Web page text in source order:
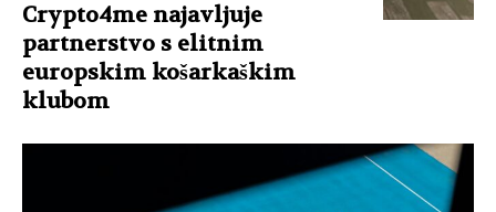
Crypto4me najavljuje
partnerstvo s elitnim
europskim košarkaškim
klubom